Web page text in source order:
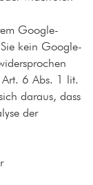
Google-
kein Google-
Art. 6 Abs. 1 lit.
daraus, dass
der